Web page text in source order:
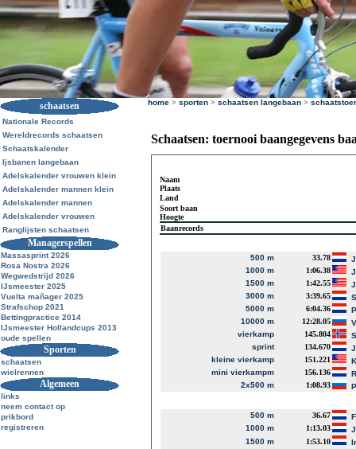
schaatsen
Nationale Records
Wereldrecords schaatsen
Schaatskalender
Ijsbanen langebaan
Adelskalender vrouwen klein
Adelskalender mannen klein
Adelskalender mannen
Adelskalender vrouwen
Ranglijsten schaatsen
Managerspellen
Massasprint 2026
Rosa Nostra 2026
Wegwedstrijd 2026
IJsmeester 2025
Vuelta mañager 2025
Strafschop 2021
Bettingpractice 2014
IJsmeester Hollandcups 2013
oude spellen
Sporten
schaatsen
wielrennen
Algemeen
links
neem contact op
prikbord
registreren
home > sporten > schaatsen langebaan >
Schaatsen: toernooi baangegevens
Naam
Plaats
Land
Soort baan
Hoogte
Baanrecords
500 m 33.78
1000 m
1:06.38
1500 m
1:42.55
3000 m
3:39.65
5000 m
6:04.36
10000 m
12:28.05
vierkamp
145.804
sprint
134.670
kleine vierkamp
151.221
mini vierkampm
156.136
2x500 m
1:08.93
500 m 36.67
1000 m
1:13.03
1500 m
1:53.10